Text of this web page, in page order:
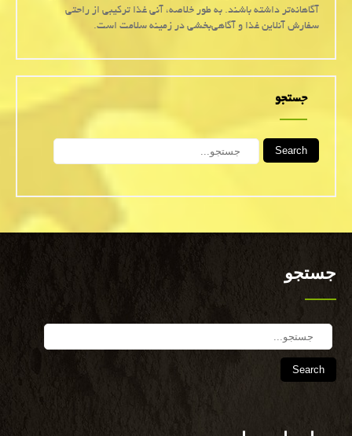
آگاهانه‌تر داشته باشند. به طور خلاصه، آنی غذا ترکیبی از راحتی
سفارش آنلاین غذا و آگاهی‌بخشی در زمینه سلامت است.
جستجو
Search
جستجو
Search